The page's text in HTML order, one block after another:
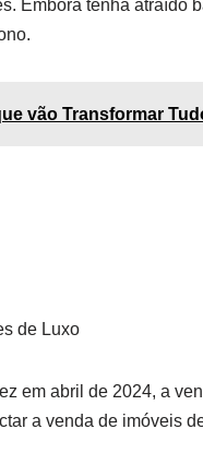
Embora tenha atraído
vão Transformar
de Luxo
em abril de 2024, a
a venda de imóveis